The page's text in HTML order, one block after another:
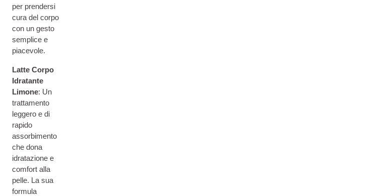
per prendersi
cura del corpo
con un gesto
semplice e
piacevole.
Latte Corpo
Idratante
Limone: Un
trattamento
leggero e di
rapido
assorbimento
che dona
idratazione e
comfort alla
pelle. La sua
formula